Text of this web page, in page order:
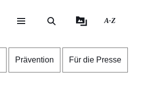
A-Z
Prävention Für die Presse